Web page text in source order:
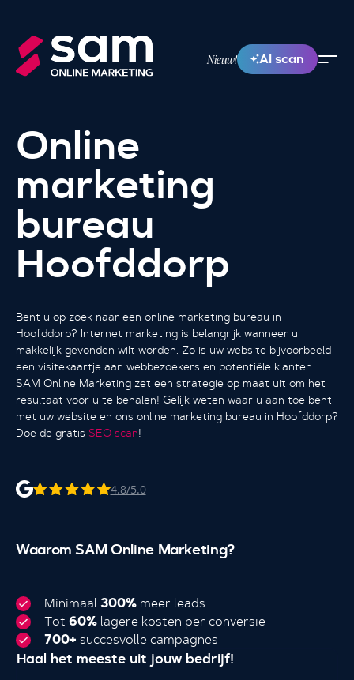
Nieuw! AI scan
Online
marketing
bureau
Hoofddorp
Bent u op zoek naar een online marketing bureau in
Hoofddorp? Internet marketing is belangrijk wanneer u
makkelijk gevonden wilt worden. Zo is uw website bijvoorbeeld
een visitekaartje aan webbezoekers en potentiële klanten.
SAM Online Marketing zet een strategie op maat uit om het
resultaat voor u te behalen! Gelijk weten waar u aan toe bent
met uw website en ons online marketing bureau in Hoofddorp?
Doe de gratis SEO scan!
4.8/5.0
Waarom SAM Online Marketing?
Minimaal 300% meer leads
Tot 60% lagere kosten per conversie
700+ succesvolle campagnes
Haal het meeste uit jouw bedrijf!